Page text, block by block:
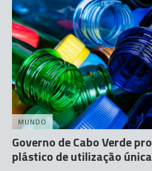
MUNDO
Governo de Cabo Verde
plástico de utilização única